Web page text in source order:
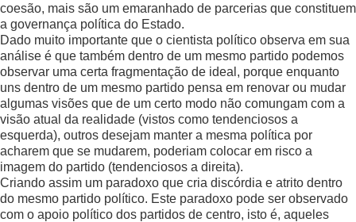
coesão, mais são um emaranhado de parcerias que constituem
a governança política do Estado.
Dado muito importante que o cientista político observa em sua
análise é que também dentro de um mesmo partido podemos
observar uma certa fragmentação de ideal, porque enquanto
uns dentro de um mesmo partido pensa em renovar ou mudar
algumas visões que de um certo modo não comungam com a
visão atual da realidade (vistos como tendenciosos a
esquerda), outros desejam manter a mesma política por
acharem que se mudarem, poderiam colocar em risco a
imagem do partido (tendenciosos a direita).
Criando assim um paradoxo que cria discórdia e atrito dentro
do mesmo partido político. Este paradoxo pode ser observado
com o apoio político dos partidos de centro, isto é, aqueles